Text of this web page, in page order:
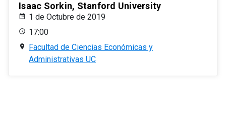
Isaac Sorkin, Stanford University
1 de Octubre de 2019
17:00
Facultad de Ciencias Económicas y
Administrativas UC